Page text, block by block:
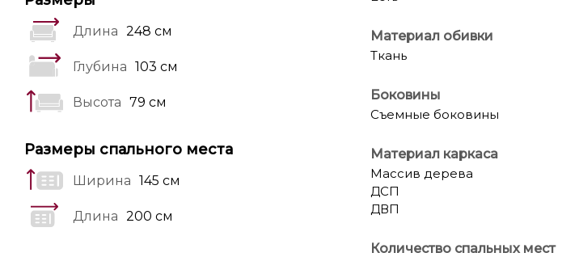
Длина 248 см
Глубина 103 см
Высота 79 см
Размеры спального места
Ширина 145 см
Длина 200 см
Материал обивки
Ткань
Боковины
Съемные боковины
Материал каркаса
Массив дерева
ДСП
ДВП
Количество спальных мест